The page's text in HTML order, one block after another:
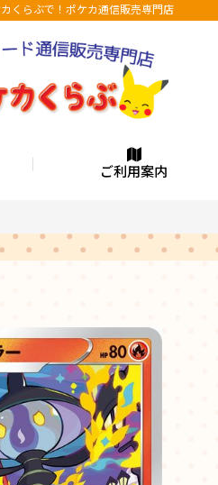
くらぶで！ポケカ通信販売専門店
ご利用案内